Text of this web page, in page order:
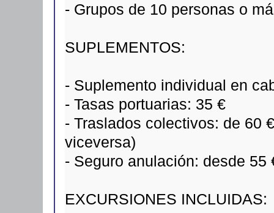
- Grupos de 10 personas o
SUPLEMENTOS:
- Suplemento individual en
- Tasas portuarias: 35 €
- Traslados colectivos: de 60
viceversa)
- Seguro anulación: desde 55
EXCURSIONES INCLUIDAS: